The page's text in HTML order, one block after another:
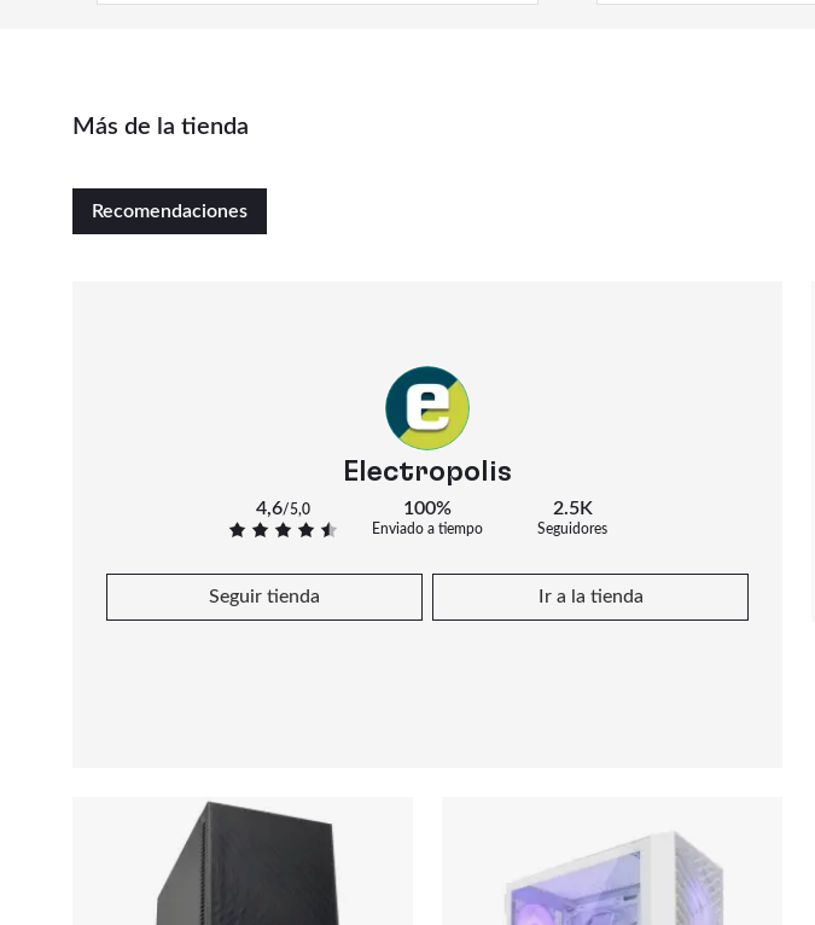
Más de la tienda
Recomendaciones
Electropolis
4,6/5,0 100%
Enviado a tiempo
2.5K
Seguidores
Seguir tienda Ir a la tienda